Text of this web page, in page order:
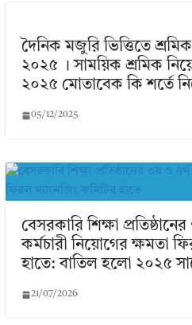
দৈনিক মজুরি ভিত্তিতে
২০২৫ । সাময়িক শ্রমিক
২০২৫ মোতাবেক কি শর্তে
05/12/2025
বেসরকারি শিক্ষা
কর্মচারী নিয়োগের ক্ষমতা
হাতে: বাতিল হলো ২০২৫
21/07/2026